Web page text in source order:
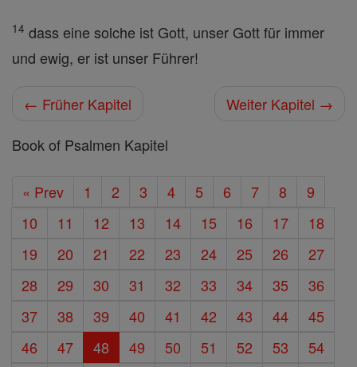
14 dass eine solche ist Gott, unser Gott für immer
und ewig, er ist unser Führer!
← Früher Kapitel
Weiter Kapitel →
Book of Psalmen Kapitel
« Prev 1 2 3 4 5 6 7 8
9
10
11 12 13 14 15 16 17
18
19
20 21 22 23 24 25 26
27
28
29 30 31 32 33 34 35
36
37
38 39 40 41 42 43 44
45
46
47 48 49 50 51 52 53
54